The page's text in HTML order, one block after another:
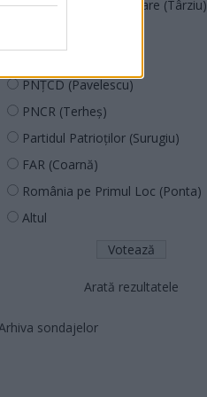
Acțiunea Conservatoare (Târziu)
PNȚCD (Pavelescu)
PNCR (Terheș)
Partidul Patrioților (Surugiu)
FAR (Coarnă)
România pe Primul Loc (Ponta)
Altul
Arată rezultatele
sondajelor